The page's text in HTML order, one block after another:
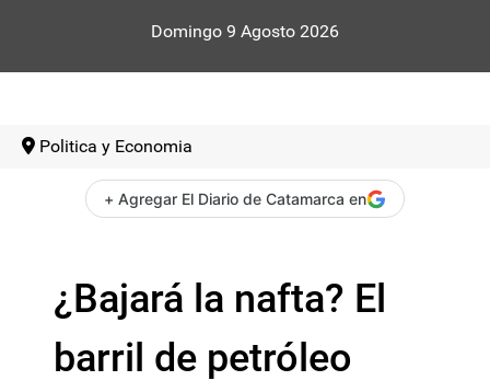
Domingo 9 Agosto 2026
Politica y Economia
+ Agregar El Diario de Catamarca en
¿Bajará la nafta? El
barril de petróleo